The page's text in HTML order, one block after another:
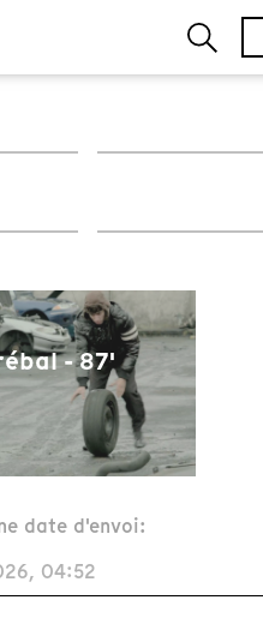
- 87'
date d'envoi: